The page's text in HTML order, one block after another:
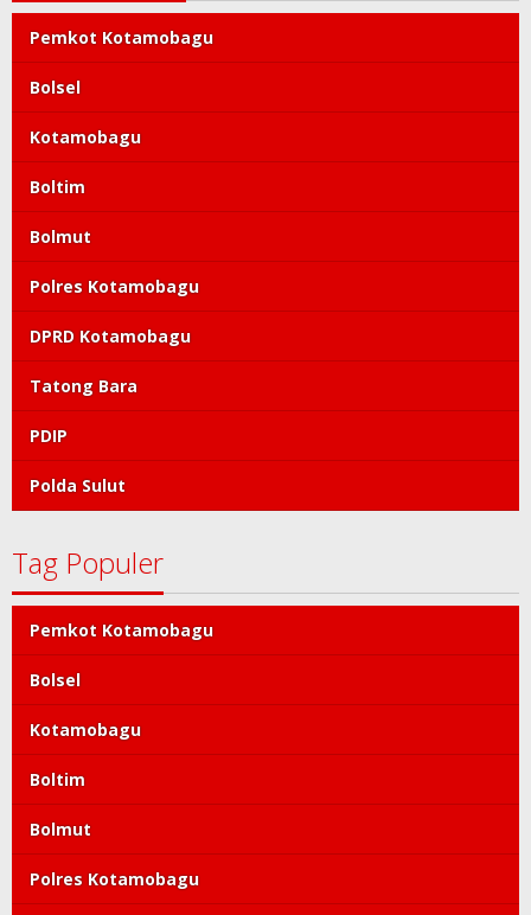
Pemkot Kotamobagu
Bolsel
Kotamobagu
Boltim
Bolmut
Polres Kotamobagu
DPRD Kotamobagu
Tatong Bara
PDIP
Polda Sulut
Tag Populer
Pemkot Kotamobagu
Bolsel
Kotamobagu
Boltim
Bolmut
Polres Kotamobagu